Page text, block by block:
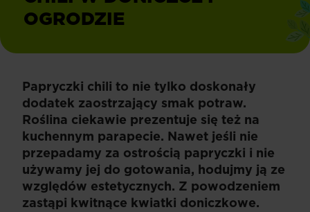
OGRODZIE
Papryczki chili to nie tylko doskonały
dodatek zaostrzający smak potraw.
Roślina ciekawie prezentuje się też na
kuchennym parapecie. Nawet jeśli nie
przepadamy za ostrością papryczki i nie
używamy jej do gotowania, hodujmy ją ze
względów estetycznych. Z powodzeniem
zastąpi kwitnące kwiatki doniczkowe.